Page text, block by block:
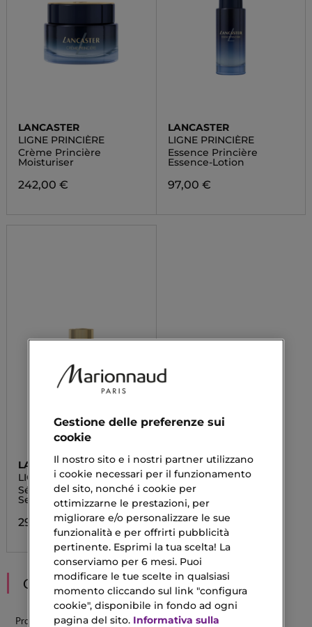
LANCASTER
LIGNE PRINCIÈRE
Crème Princière
Moisturiser
242,00 €
LANCASTER
LIGNE PRINCIÈRE
Essence Princière
Essence-Lotion
97,00 €
LANCASTER
LIGNE PRINCIÈRE
Sérum Princier Facial
Serum
293,17 €
CONSIGLIATI PER TE
Profumi
Profumi
Ck Profumi
Gestione delle preferenze sui
cookie
Il nostro sito e i nostri partner utilizzano
i cookie necessari per il funzionamento
del sito, nonché i cookie per
ottimizzarne le prestazioni, per
migliorare e/o personalizzare le sue
funzionalità e per offrirti pubblicità
pertinente. Esprimi la tua scelta! La
conserviamo per 6 mesi. Puoi
modificare le tue scelte in qualsiasi
momento cliccando sul link "configura
cookie", disponibile in fondo ad ogni
pagina del sito. Informativa sulla